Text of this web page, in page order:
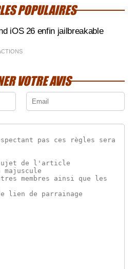
POPULAIRES
iOS 26 enfin jailbreakable
VOTRE AVIS